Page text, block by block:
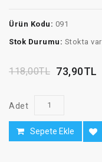
Ürün Kodu: 091
Stok Durumu: Stokta var
118,00TL 73,90TL
Adet
Sepete Ekle